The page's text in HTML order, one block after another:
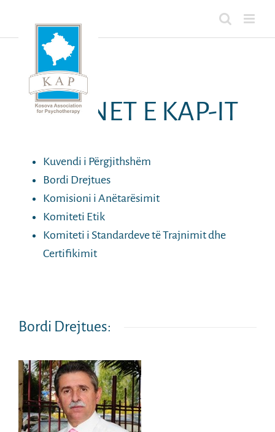
ORGANET E KAP-IT
Kuvendi i Përgjithshëm
Bordi Drejtues
Komisioni i Anëtarësimit
Komiteti Etik
Komiteti i Standardeve të Trajnimit dhe
Certifikimit
Bordi Drejtues: